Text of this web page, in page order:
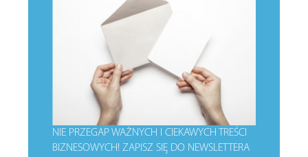
NIE PRZEGAP WAŻNYCH I CIEKAWYCH TREŚCI
BIZNESOWYCH!ZAPISZ SIĘ DO NEWSLETTERA